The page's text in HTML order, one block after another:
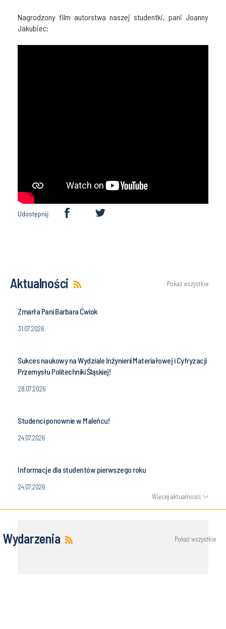
Nagrodzony film autorstwa naszej studentki, pani Joanny
Jakubiec:
Udostępnij:
Aktualności Pokaż wszystkie
Zmarła Pani Barbara Ćwiok
31.07.2026
Sukces naukowy na Wydziale Inżynierii Materiałowej i Cyfryzacji
Przemysłu Politechniki Śląskiej!
28.07.2026
Studenci ponownie w Maleńcu!
24.07.2026
Informacje dla studentów pierwszego roku
24.07.2026
Więcej aktualności
Wydarzenia Pokaż wszystkie